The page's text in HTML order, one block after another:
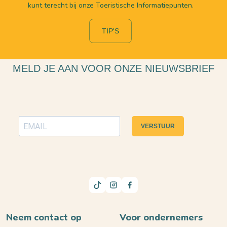
kunt terecht bij onze Toeristische Informatiepunten.
TIP'S
MELD JE AAN VOOR ONZE NIEUWSBRIEF
VERSTUUR
Neem contact op Voor ondernemers